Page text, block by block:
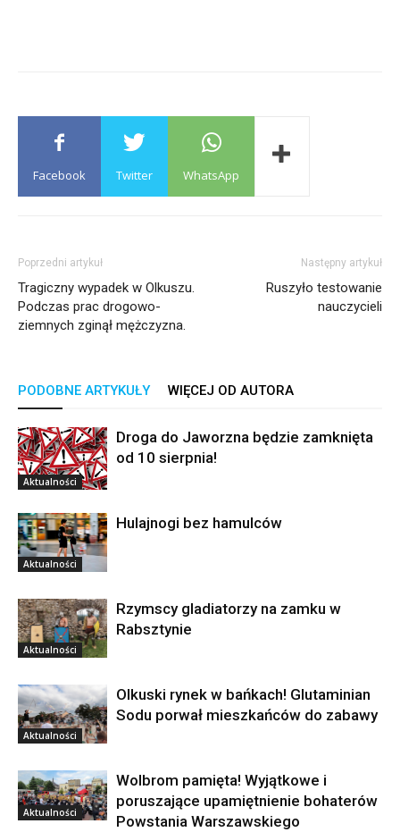
Facebook Twitter WhatsApp
Poprzedni artykuł
Tragiczny wypadek w Olkuszu.
Podczas prac drogowo-
ziemnych zginął mężczyzna.
Następny artykuł
Ruszyło testowanie
nauczycieli
PODOBNE ARTYKUŁY WIĘCEJ OD AUTORA
Aktualności
Droga do Jaworzna będzie zamknięta
od 10 sierpnia!
Aktualności
Hulajnogi bez hamulców
Aktualności
Rzymscy gladiatorzy na zamku w
Rabsztynie
Aktualności
Olkuski rynek w bańkach! Glutaminian
Sodu porwał mieszkańców do zabawy
Aktualności
Wolbrom pamięta! Wyjątkowe i
poruszające upamiętnienie bohaterów
Powstania Warszawskiego